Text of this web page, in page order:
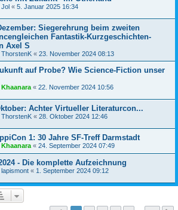
Jol « 5. Januar 2025 16:34
Siegerehrung beim zweiten
Fantastik-Kurzgeschichten-
Axel S
ThorstenK « 23. November 2024 08:13
auf Probe? Wie Science-Fiction unser
Khaanara « 22. November 2024 10:56
Achter Virtueller Literaturcon...
ThorstenK « 28. Oktober 2024 12:46
1: 30 Jahre SF-Treff Darmstadt
Khaanara « 24. September 2024 07:49
- Die komplette Aufzeichnung
lapismont « 1. September 2024 09:12